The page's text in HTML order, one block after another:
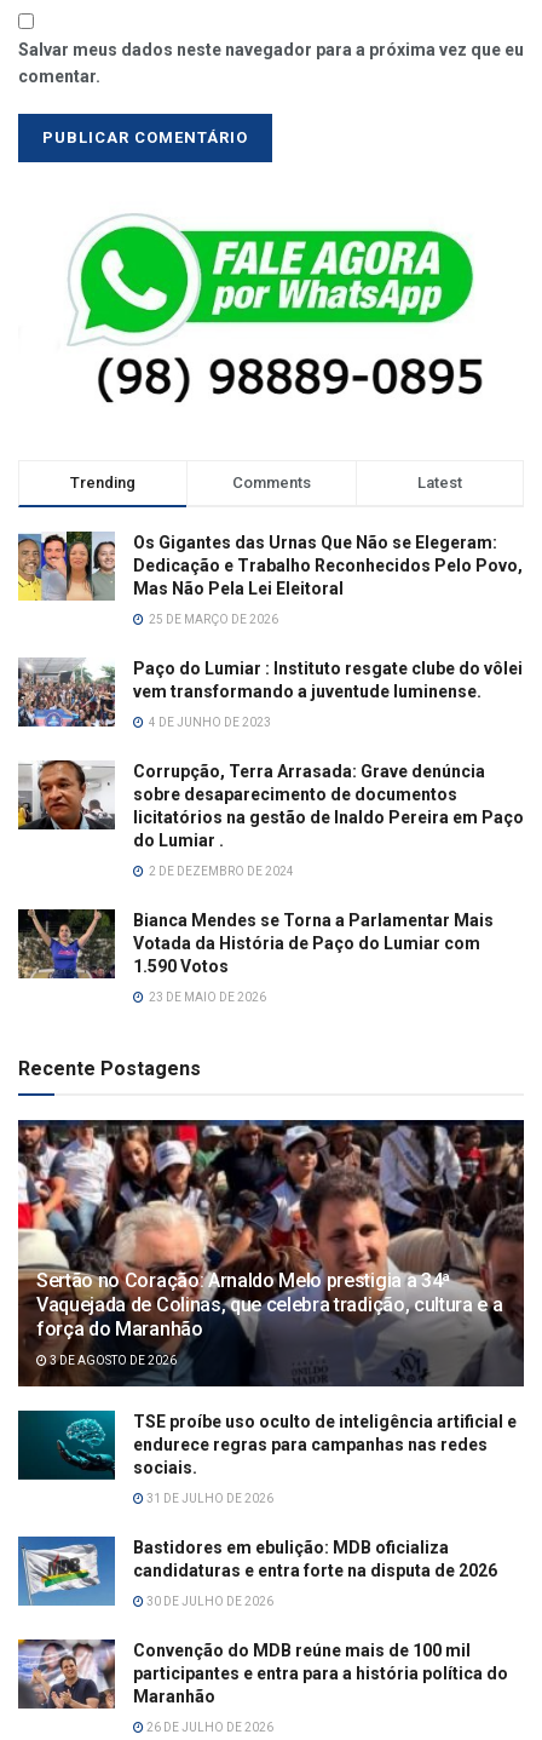
Salvar meus dados neste navegador para a próxima vez que eu
comentar.
Trending Comments Latest
Os Gigantes das Urnas Que Não se Elegeram:
Dedicação e Trabalho Reconhecidos Pelo Povo,
Mas Não Pela Lei Eleitoral
25 DE MARÇO DE 2026
Paço do Lumiar : Instituto resgate clube do vôlei
vem transformando a juventude luminense.
4 DE JUNHO DE 2023
Corrupção, Terra Arrasada: Grave denúncia
sobre desaparecimento de documentos
licitatórios na gestão de Inaldo Pereira em Paço
do Lumiar .
2 DE DEZEMBRO DE 2024
Bianca Mendes se Torna a Parlamentar Mais
Votada da História de Paço do Lumiar com
1.590 Votos
23 DE MAIO DE 2026
Recente Postagens
Sertão no Coração: Arnaldo Melo prestigia a 34ª
Vaquejada de Colinas, que celebra tradição, cultura e a
força do Maranhão
3 DE AGOSTO DE 2026
TSE proíbe uso oculto de inteligência artificial e
endurece regras para campanhas nas redes
sociais.
31 DE JULHO DE 2026
Bastidores em ebulição: MDB oficializa
candidaturas e entra forte na disputa de 2026
30 DE JULHO DE 2026
Convenção do MDB reúne mais de 100 mil
participantes e entra para a história política do
Maranhão
26 DE JULHO DE 2026